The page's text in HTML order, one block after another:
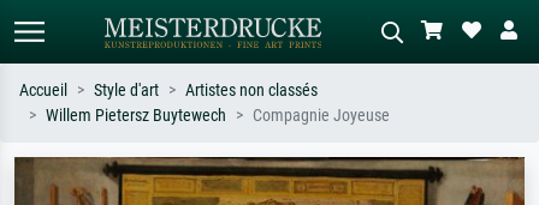
Recherchez par artiste, titre ou style –
ex. Monet, Nuit étoilée,
Décrivez la scène – ex. prairie verte,
abstrait avec beaucoup de rouge,
Accueil Style d'art
Artistes non classés
Willem Pietersz Buytewech
Compagnie Joyeuse